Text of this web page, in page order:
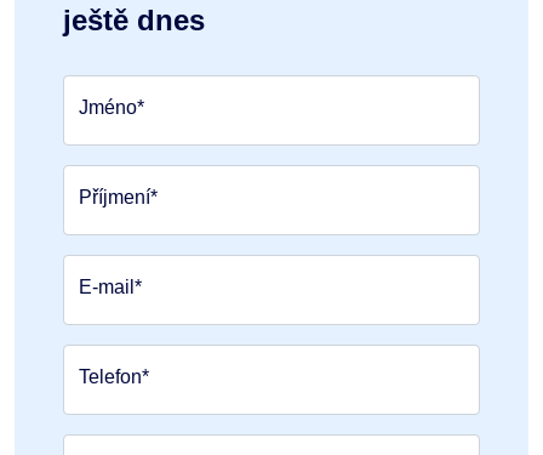
ještě dnes
Jméno*
Příjmení*
E-mail*
Telefon*